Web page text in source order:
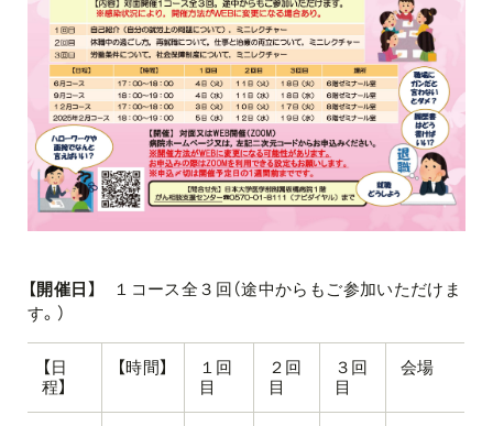
【開催日】
１コース全３回（途中からもご参加いただけま
す。）
【日
程】
【時間】
１回
目
２回
目
３回
目
会場